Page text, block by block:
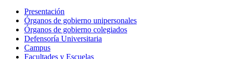
Presentación
Órganos de gobierno unipersonales
Órganos de gobierno colegiados
Defensoría Universitaria
Campus
Facultades y Escuelas